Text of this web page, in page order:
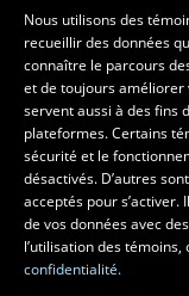
Les écoles et la
École d’art
École supérieure
régional
École de design
Centre de recherche
Nous utilisons des
recueillir des données
connaître le parcours
et de toujours améliorer
servent aussi à des fins
plateformes. Certains
sécurité et le
désactivés. D’autres
acceptés pour
de vos données avec
l’utilisation des
confidentialité.